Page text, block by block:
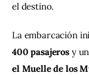
el destino.
La embarcación
400 pasajeros y
el Muelle de los